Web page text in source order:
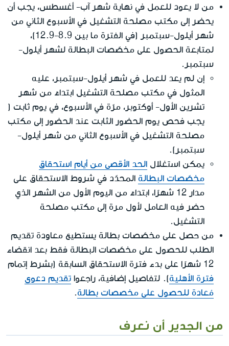
من لا يعود للعمل في نهاية شهر آب- أغسطس، يجب أن
يحضر إلى مكتب مصلحة التشغيل في الأسبوع الثاني من
شهر أيلول-سبتمبر (في الفترة ما بين 8.9-12.9)،
لمتابعة الحصول على مخصّصات البطالة لشهر أيلول-
سبتمبر.
إن لم يعد للعمل في شهر أيلول-سبتمبر، عليه
المثول في مكتب مصلحة التشغيل ابتداءً من شهر
تشرين الأول- أوكتوبر، مرّة في الأسبوع، في يوم ثابت (
يجب فحص يوم الحضور الثابت عند الحضور إلى مكتب
مصلحة التشغيل في الأسبوع الثاني من شهر أيلول-
سبتمبر).
يمكن استغلال الحد الأقصى من أيام استحقاق
مخصّصات البطالة المحدّد في شروط الاستحقاق على
مدار 12 شهرًا، ابتداءً من اليوم الأول من الشهر الذي
حضر فيه العامل لأول مرة إلى مكتب مصلحة
التشغيل.
من حصل على مخصّصات بطالة يستطيع معاودة تقديم
الطلب للحصول على مخصّصات البطالة فقط بعد انقضاء
12 شهرًا على بدء فترة الاستحقاق السابقة (بشرط إتمام
فترة الأهلية). لتفاصيل إضافية، راجعوا تقديم دعوى
مُعادة للحصول على مخصصات بطالة.
من الجدير أن نعرف